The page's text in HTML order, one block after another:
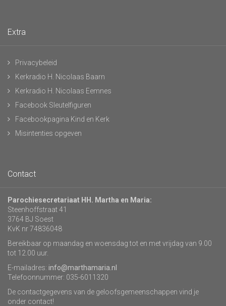
Extra
Privacybeleid
Kerkradio H. Nicolaas Baarn
Kerkradio H. Nicolaas Eemnes
Facebook Sleutelfiguren
Facebookpagina Kind en Kerk
Misintenties opgeven
Contact
Parochiesecretariaat HH. Martha en Maria:
Steenhoffstraat 41
3764 BJ Soest
KvK nr 74836048
Bereikbaar op maandag en woensdag tot en met vrijdag van 9.00
tot 12.00 uur.
E-mailadres: info@marthamaria.nl
Telefoonnummer: 035-6011320
De contactgegevens van de geloofsgemeenschappen vind je
onder contact!